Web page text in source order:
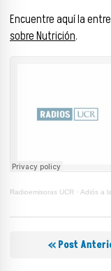
Encuentre aquí la
sobre Nutrición.
Radioemisoras UCR · Adiós a
« Post